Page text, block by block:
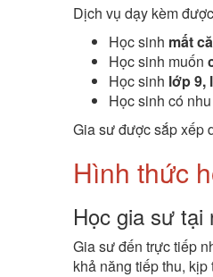
Dịch vụ dạy kèm
Học sinh mất
Học sinh muốn
Học sinh lớp 9,
Học sinh có
Gia sư được sắp xếp
Hình thức
Học gia sư tại
Gia sư đến trực tiếp
khả năng tiếp thu,